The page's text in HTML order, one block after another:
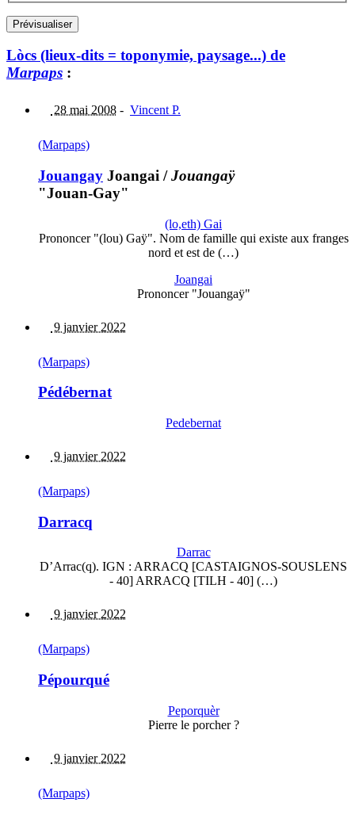
Lòcs (lieux-dits = toponymie, paysage...) de
Marpaps :
28 mai 2008 - Vincent P.
(Marpaps)
Jouangay Joangai /Jouangaÿ
"Jouan-Gay"
(lo,eth) Gai
Prononcer "(lou) Gaÿ". Nom de famille qui existe aux franges
nord et est de (…)
Joangai
Prononcer "Jouangaÿ"
9 janvier 2022
(Marpaps)
Pédébernat
Pedebernat
9 janvier 2022
(Marpaps)
Darracq
Darrac
D’Arrac(q). IGN : ARRACQ [CASTAIGNOS-SOUSLENS
- 40] ARRACQ [TILH - 40] (…)
9 janvier 2022
(Marpaps)
Pépourqué
Peporquèr
Pierre le porcher ?
9 janvier 2022
(Marpaps)